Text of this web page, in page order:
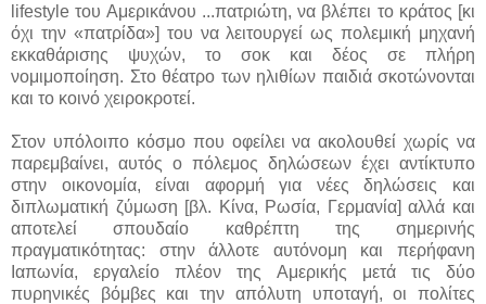
lifestyle του Αμερικάνου ...πατριώτη, να βλέπει το κράτος [κι
όχι την «πατρίδα»] του να λειτουργεί ως πολεμική μηχανή
εκκαθάρισης ψυχών, το σοκ και δέος σε πλήρη
νομιμοποίηση. Στο θέατρο των ηλιθίων παιδιά σκοτώνονται
και το κοινό χειροκροτεί.
Στον υπόλοιπο κόσμο που οφείλει να ακολουθεί χωρίς να
παρεμβαίνει, αυτός ο πόλεμος δηλώσεων έχει αντίκτυπο
στην οικονομία, είναι αφορμή για νέες δηλώσεις και
διπλωματική ζύμωση [βλ. Κίνα, Ρωσία, Γερμανία] αλλά και
αποτελεί σπουδαίο καθρέπτη της σημερινής
πραγματικότητας: στην άλλοτε αυτόνομη και περήφανη
Ιαπωνία, εργαλείο πλέον της Αμερικής μετά τις δύο
πυρηνικές βόμβες και την απόλυτη υποταγή, οι πολίτες